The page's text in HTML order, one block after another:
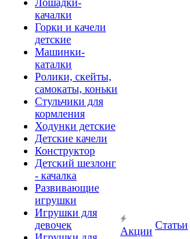
Лошадки-
качалки
Горки и качели
детские
Машинки-
каталки
Ролики, скейты,
самокаты, коньки
Стульчики для
кормления
Ходунки детские
Детские качели
Конструктор
Детский шезлонг
- качалка
Развивающие
игрушки
Игрушки для
девочек
Акции
Статьи